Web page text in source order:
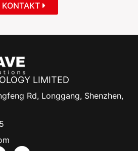
KONTAKT
LIMITED
Rd, Longgang, Shenzhen,